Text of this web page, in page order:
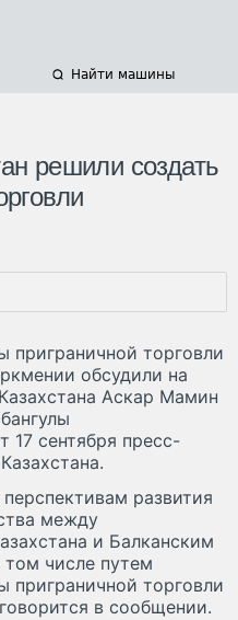
Найти машины
решили создать
приграничной торговли
обсудили на
Аскар Мамин
сентября пресс-
развития
между
и Балканским
том числе путем
приграничной торговли
в сообщении.